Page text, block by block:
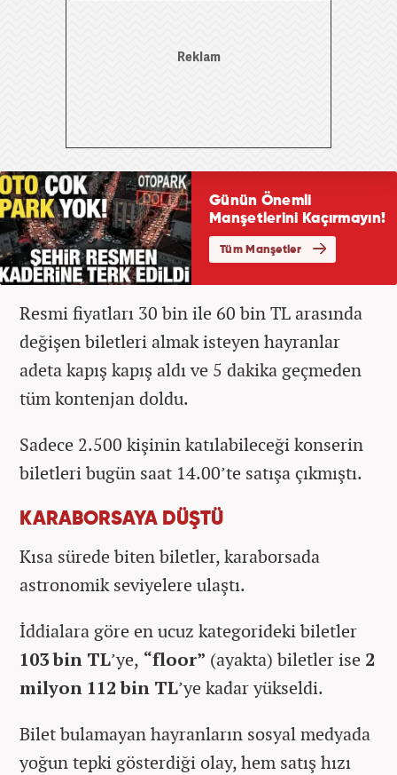
Resmi fiyatları 30 bin ile 60 bin TL arasında
değişen biletleri almak isteyen hayranlar
adeta kapış kapış aldı ve 5 dakika geçmeden
tüm kontenjan doldu.
Sadece 2.500 kişinin katılabileceği konserin
biletleri bugün saat 14.00’te satışa çıkmıştı.
KARABORSAYA DÜŞTÜ
Kısa sürede biten biletler, karaborsada
astronomik seviyelere ulaştı.
İddialara göre en ucuz kategorideki biletler
103 bin TL’ye, “floor” (ayakta) biletler ise 2
milyon 112 bin TL’ye kadar yükseldi.
Bilet bulamayan hayranların sosyal medyada
yoğun tepki gösterdiği olay, hem satış hızı